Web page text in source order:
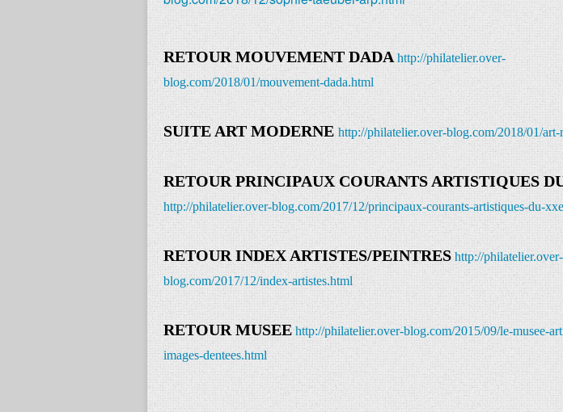
RETOUR MOUVEMENT DADA http://philatelier.over-
blog.com/2018/01/mouvement-dada.html
SUITE ART MODERNEhttp://philatelier.over-blog.com/2018/01/art-
RETOUR PRINCIPAUX COURANTS ARTISTIQUES
http://philatelier.over-blog.com/2017/12/principaux-courants-artistiques-du-
RETOUR INDEX ARTISTES/PEINTRES http://philatelier.over-
blog.com/2017/12/index-artistes.html
RETOUR MUSEE http://philatelier.over-blog.com/2015/09/le-musee-
images-dentees.html